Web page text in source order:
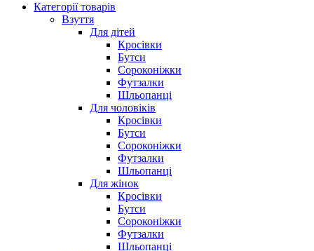
Категорії товарів
Взуття
Для дітей
Кросівки
Бутси
Сороконіжки
Футзалки
Шльопанці
Для чоловіків
Кросівки
Бутси
Сороконіжки
Футзалки
Шльопанці
Для жінок
Кросівки
Бутси
Сороконіжки
Футзалки
Шльопанці